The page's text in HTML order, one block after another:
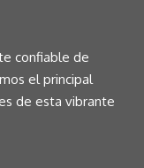
confiable de
el principal
de esta vibrante